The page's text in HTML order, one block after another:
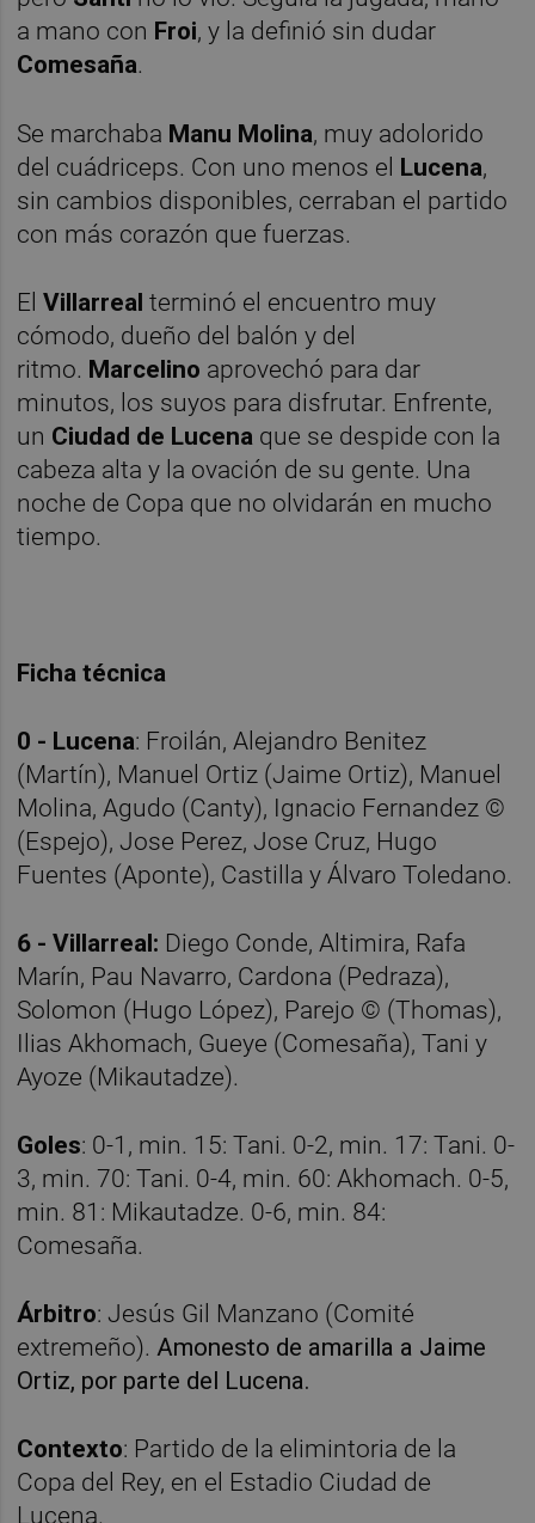
a mano con Froi, y la definió sin dudar
Comesaña.
Se marchaba Manu Molina, muy adolorido
del cuádriceps. Con uno menos el Lucena,
sin cambios disponibles, cerraban el partido
con más corazón que fuerzas.
ElVillarreal terminó el encuentro muy
cómodo, dueño del balón y del
ritmo. Marcelino aprovechó para dar
minutos, los suyos para disfrutar. Enfrente,
un Ciudad de Lucena que se despide con la
cabeza alta y la ovación de su gente. Una
noche de Copa que no olvidarán en mucho
tiempo.
Ficha técnica
0 - Lucena: Froilán, Alejandro Benitez
(Martín), Manuel Ortiz (Jaime Ortiz), Manuel
Molina, Agudo (Canty), Ignacio Fernandez ©
(Espejo), Jose Perez, Jose Cruz, Hugo
Fuentes (Aponte), Castilla y Álvaro Toledano.
6 - Villarreal: Diego Conde, Altimira, Rafa
Marín, Pau Navarro, Cardona (Pedraza),
Solomon (Hugo López), Parejo © (Thomas),
Ilias Akhomach, Gueye (Comesaña), Tani y
Ayoze (Mikautadze).
Goles: 0-1, min. 15: Tani. 0-2, min. 17: Tani. 0-
3, min. 70: Tani. 0-4, min. 60: Akhomach. 0-5,
min. 81: Mikautadze. 0-6, min. 84:
Comesaña.
Árbitro: Jesús Gil Manzano (Comité
extremeño).Amonesto de amarilla a Jaime
Ortiz, por parte del Lucena.
Contexto: Partido de la elimintoria de la
Copa del Rey, en el Estadio Ciudad de
Lucena.